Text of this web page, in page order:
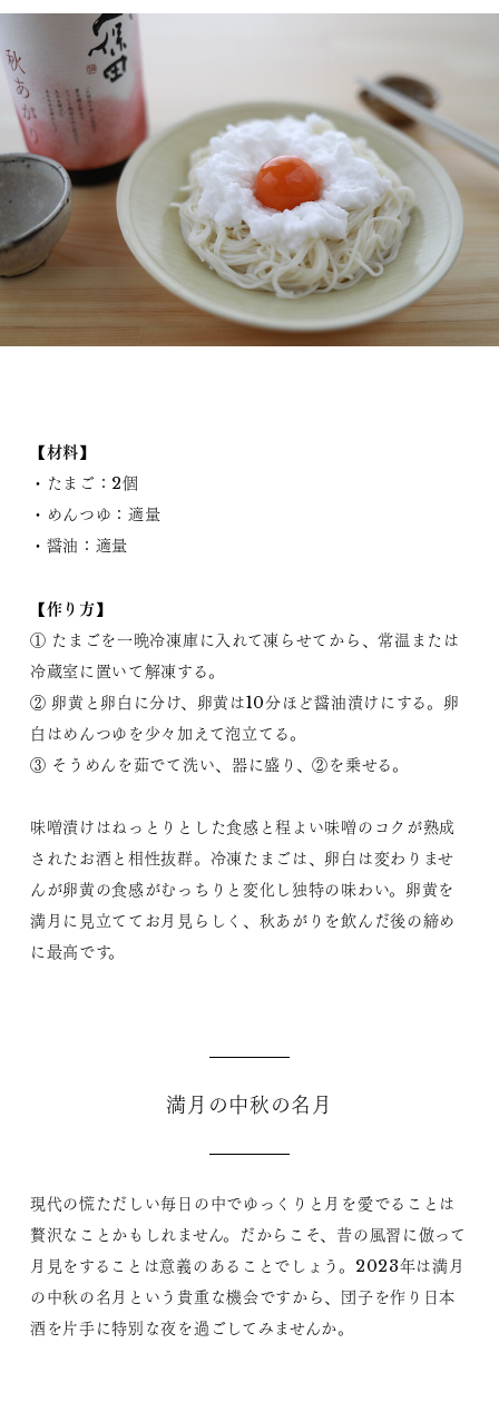
【材料】
・たまご：2個
・めんつゆ：適量
・醤油：適量
【作り方】
① たまごを一晩冷凍庫に入れて凍らせてから、常温または
冷蔵室に置いて解凍する。
② 卵黄と卵白に分け、卵黄は10分ほど醤油漬けにする。卵
白はめんつゆを少々加えて泡立てる。
③ そうめんを茹でて洗い、器に盛り、②を乗せる。
味噌漬けはねっとりとした食感と程よい味噌のコクが熟成
されたお酒と相性抜群。冷凍たまごは、卵白は変わりませ
んが卵黄の食感がむっちりと変化し独特の味わい。卵黄を
満月に見立ててお月見らしく、秋あがりを飲んだ後の締め
に最高です。
満月の中秋の名月
現代の慌ただしい毎日の中でゆっくりと月を愛でることは
贅沢なことかもしれません。だからこそ、昔の風習に倣って
月見をすることは意義のあることでしょう。2023年は満月
の中秋の名月という貴重な機会ですから、団子を作り日本
酒を片手に特別な夜を過ごしてみませんか。